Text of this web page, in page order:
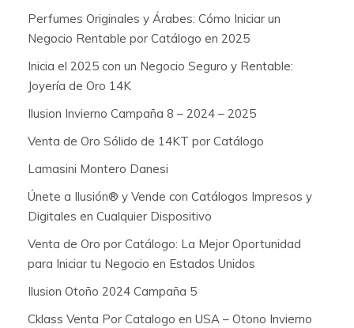
Perfumes Originales y Árabes: Cómo Iniciar un
Negocio Rentable por Catálogo en 2025
Inicia el 2025 con un Negocio Seguro y Rentable:
Joyería de Oro 14K
Ilusion Invierno Campaña 8 – 2024 – 2025
Venta de Oro Sólido de 14KT por Catálogo
Lamasini Montero Danesi
Únete a Ilusión® y Vende con Catálogos Impresos y
Digitales en Cualquier Dispositivo
Venta de Oro por Catálogo: La Mejor Oportunidad
para Iniciar tu Negocio en Estados Unidos
Ilusion Otoño 2024 Campaña 5
Cklass Venta Por Catalogo en USA – Otono Invierno